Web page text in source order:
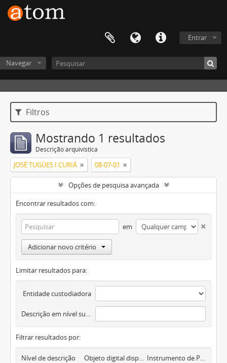
Entrar
Navegar
Filtros
Mostrando 1 resultados
Descrição arquivística
JOSÉ TUGÚES I CURIÁ 08-07-01
Opções de pesquisa avançada
Encontrar resultados com:
em
Adicionar novo critério
Limitar resultados para:
Entidade custodiadora
Descrição em nível superior
Filtrar resultados por:
Nível de descrição Objeto digital disponível Instrumento de Pesquisa